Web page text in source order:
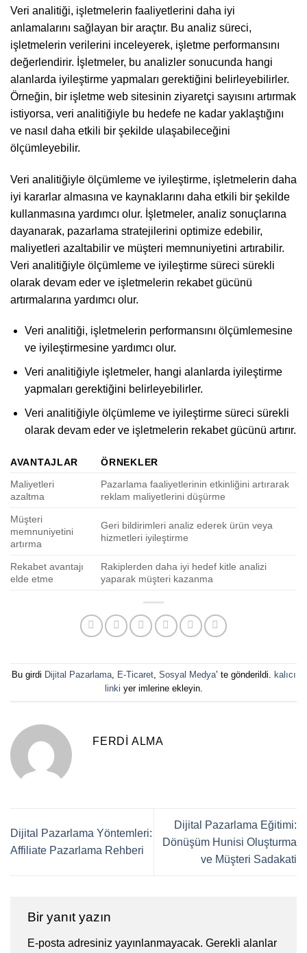
Veri analitiği, işletmelerin faaliyetlerini daha iyi
anlamalarını sağlayan bir araçtır. Bu analiz süreci,
işletmelerin verilerini inceleyerek, işletme performansını
değerlendirir. İşletmeler, bu analizler sonucunda hangi
alanlarda iyileştirme yapmaları gerektiğini belirleyebilirler.
Örneğin, bir işletme web sitesinin ziyaretçi sayısını artırmak
istiyorsa, veri analitiğiyle bu hedefe ne kadar yaklaştığını
ve nasıl daha etkili bir şekilde ulaşabileceğini
ölçümleyebilir.
Veri analitiğiyle ölçümleme ve iyileştirme, işletmelerin daha
iyi kararlar almasına ve kaynaklarını daha etkili bir şekilde
kullanmasına yardımcı olur. İşletmeler, analiz sonuçlarına
dayanarak, pazarlama stratejilerini optimize edebilir,
maliyetleri azaltabilir ve müşteri memnuniyetini artırabilir.
Veri analitiğiyle ölçümleme ve iyileştirme süreci sürekli
olarak devam eder ve işletmelerin rekabet gücünü
artırmalarına yardımcı olur.
Veri analitiği, işletmelerin performansını ölçümlemesine
ve iyileştirmesine yardımcı olur.
Veri analitiğiyle işletmeler, hangi alanlarda iyileştirme
yapmaları gerektiğini belirleyebilirler.
Veri analitiğiyle ölçümleme ve iyileştirme süreci sürekli
olarak devam eder ve işletmelerin rekabet gücünü artırır.
AVANTAJLAR
ÖRNEKLER
Maliyetleri
azaltma
Pazarlama faaliyetlerinin etkinliğini artırarak
reklam maliyetlerini düşürme
Müşteri
memnuniyetini
artırma
Geri bildirimleri analiz ederek ürün veya
hizmetleri iyileştirme
Rekabet avantajı
elde etme
Rakiplerden daha iyi hedef kitle analizi
yaparak müşteri kazanma
Bu girdi Dijital Pazarlama, E-Ticaret, Sosyal Medya’ te gönderildi.
kalıcı
linki yer imlerine ekleyin.
FERDI ALMA
Dijital Pazarlama Yöntemleri:
Affiliate Pazarlama Rehberi
Dijital Pazarlama Eğitimi:
Dönüşüm Hunisi Oluşturma
ve Müşteri Sadakati
Bir yanıt yazın
E-posta adresiniz yayınlanmayacak. Gerekli alanlar